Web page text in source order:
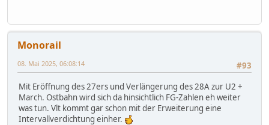
Monorail
#93
08. Mai 2025, 06:08:14
Mit Eröffnung des 27ers und Verlängerung des 28A zur U2 +
March. Ostbahn wird sich da hinsichtlich FG-Zahlen eh weiter
was tun. Vlt kommt gar schon mit der Erweiterung eine
Intervallverdichtung einher.